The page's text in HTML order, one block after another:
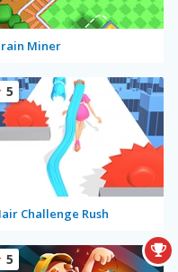
Miner
Challenge Rush
5
5